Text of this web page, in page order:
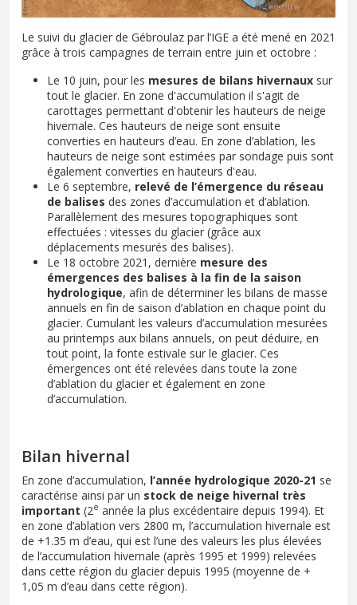
Le suivi du glacier de Gébroulaz par l’IGE a été mené en 2021
grâce à trois campagnes de terrain entre juin et octobre :
Le 10 juin, pour les mesures de bilans hivernaux sur
tout le glacier. En zone d'accumulation il s'agit de
carottages permettant d'obtenir les hauteurs de neige
hivernale. Ces hauteurs de neige sont ensuite
converties en hauteurs d’eau. En zone d’ablation, les
hauteurs de neige sont estimées par sondage puis sont
également converties en hauteurs d'eau.
Le 6 septembre, relevé de l’émergence du réseau
de balises des zones d’accumulation et d’ablation.
Parallèlement des mesures topographiques sont
effectuées : vitesses du glacier (grâce aux
déplacements mesurés des balises).
Le 18 octobre 2021, dernière mesure des
émergences des balises à la fin de la saison
hydrologique, afin de déterminer les bilans de masse
annuels en fin de saison d’ablation en chaque point du
glacier. Cumulant les valeurs d’accumulation mesurées
au printemps aux bilans annuels, on peut déduire, en
tout point, la fonte estivale sur le glacier. Ces
émergences ont été relevées dans toute la zone
d’ablation du glacier et également en zone
d’accumulation.
Bilan hivernal
En zone d’accumulation, l’année hydrologique 2020-21 se
caractérise ainsi par un stock de neige hivernal très
important (2e année la plus excédentaire depuis 1994). Et
en zone d’ablation vers 2800 m, l’accumulation hivernale est
de +1.35 m d’eau, qui est l’une des valeurs les plus élevées
de l’accumulation hivernale (après 1995 et 1999) relevées
dans cette région du glacier depuis 1995 (moyenne de +
1,05 m d’eau dans cette région).